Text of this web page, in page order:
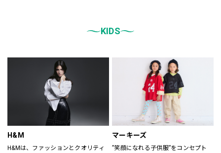
を取り戻す力になりたいと考えてい
などをゾーンに分けて配置し、広
す。
どうぞご来店ください。
KIDS
H&M
H&Mは、ファッションとクオリティ
マーキーズ
”笑顔になれる子供服”をコンセプト